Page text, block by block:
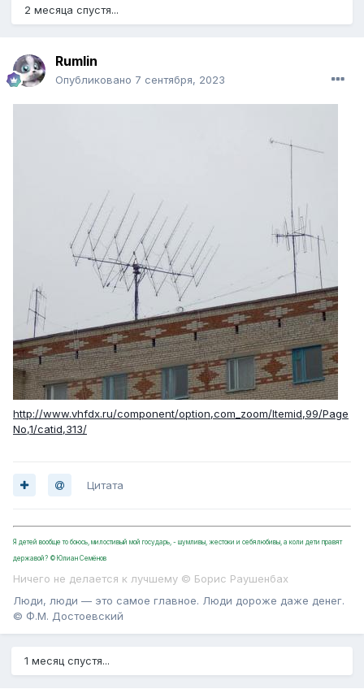
2 месяца спустя...
Rumlin
Опубликовано 7 сентября, 2023
http://www.vhfdx.ru/component/option,com_zoom/Itemid,99/Page
No,1/catid,313/
Цитата
Я детей вообще то боюсь, милостивый мой государь, - шумливы, жестоки и себялюбивы, а коли дети правят
державой? ©Юлиан Семёнов
Ничего не делается к лучшему © Борис Раушенбах
Люди, люди — это самое главное. Люди дороже даже денег.
© Ф.М. Достоевский
1 месяц спустя...